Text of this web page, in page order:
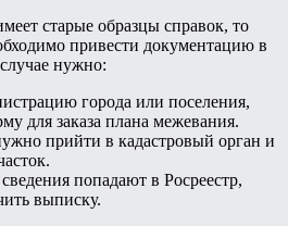
старые образцы справок, то
привести документацию в
нужно:
города или поселения,
для заказа плана межевания.
прийти в кадастровый орган и
попадают в Росреестр,
выписку.